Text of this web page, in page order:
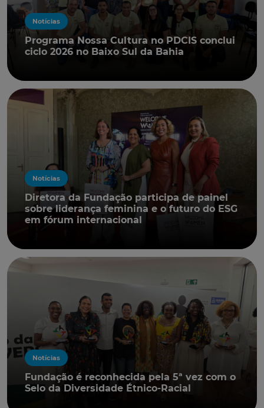
Notícias
Programa Nossa Cultura no PDCIS conclui
ciclo 2026 no Baixo Sul da Bahia
Notícias
Diretora da Fundação participa de painel
sobre liderança feminina e o futuro do ESG
em fórum internacional
Notícias
Fundação é reconhecida pela 5ª vez com o
Selo da Diversidade Étnico-Racial